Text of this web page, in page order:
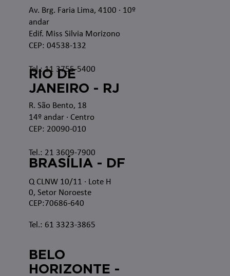
Av. Brg. Faria Lima, 4100 · 10º
andar
Edif. Miss Silvia Morizono
CEP: 04538-132
Tel.: 11 3755-5400
RIO DE
JANEIRO - RJ
R. São Bento, 18
14º andar · Centro
CEP: 20090-010
Tel.: 21 3609-7900
Q CLNW 10/11 · Lote H
0, Setor Noroeste
CEP:70686-640
Tel.: 61 3323-3865
BRASÍLIA - DF
BELO
HORIZONTE -